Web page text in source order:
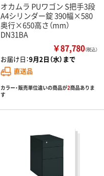
オカムラ PUワゴン S把手3段
A4シリンダー錠 390幅×580
奥行×650高さ（mm）
DN31BA
￥87,780（税込）
お届け日：9月2日（水）まで
直送品
カラー・販売単位違いの商品が2商品ありま
す